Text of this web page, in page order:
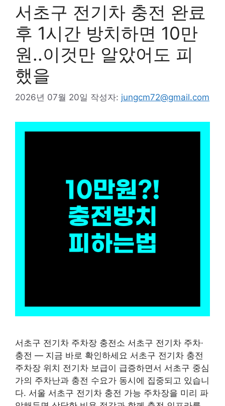
서초구 전기차 충전 완료
후 1시간 방치하면 10만
원..이것만 알았어도 피
했을
2026년 07월 20일 작성자: jungcm72@gmail.com
서초구 전기차 주차장 충전소 서초구 전기차 주차·
충전 — 지금 바로 확인하세요 서초구 전기차 충전
주차장 위치 전기차 보급이 급증하면서 서초구 중심
가의 주차난과 충전 수요가 동시에 집중되고 있습니
다. 서울 서초구 전기차 충전 가능 주차장을 미리 파